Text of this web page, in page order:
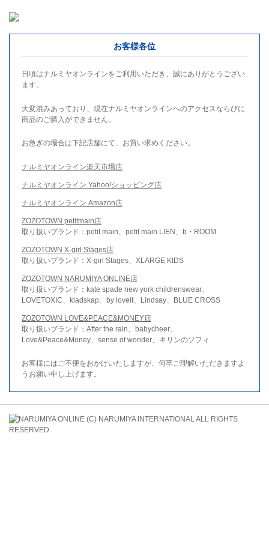
お客様各位
日頃はナルミヤオンラインをご利用いただき、誠にありがとうござい
ます。
大変混みあっており、現在ナルミヤオンラインへのアクセスならびに
商品のご購入ができません。
お急ぎの場合は下記店舗にて、お買い求めください。
ナルミヤオンライン楽天市場店
ナルミヤオンライン Yahoo!ショッピング店
ナルミヤオンライン Amazon店
ZOZOTOWN petitmain店
取り扱いブランド：petit main、petit main LIEN、b・ROOM
ZOZOTOWN X-girl Stages店
取り扱いブランド：X-girl Stages、XLARGE KIDS
ZOZOTOWN NARUMIYA ONLINE店
取り扱いブランド：kate spade new york childrenswear、
LOVETOXIC、kladskap、by loveit、Lindsay、BLUE CROSS
ZOZOTOWN LOVE&PEACE&MONEY店
取り扱いブランド：After the rain、babycheer、
Love&Peace&Money、sense of wonder、キリンのソフィ
お客様にはご不便をおかけいたしますが、何卒ご理解いただきますよ
うお願い申し上げます。